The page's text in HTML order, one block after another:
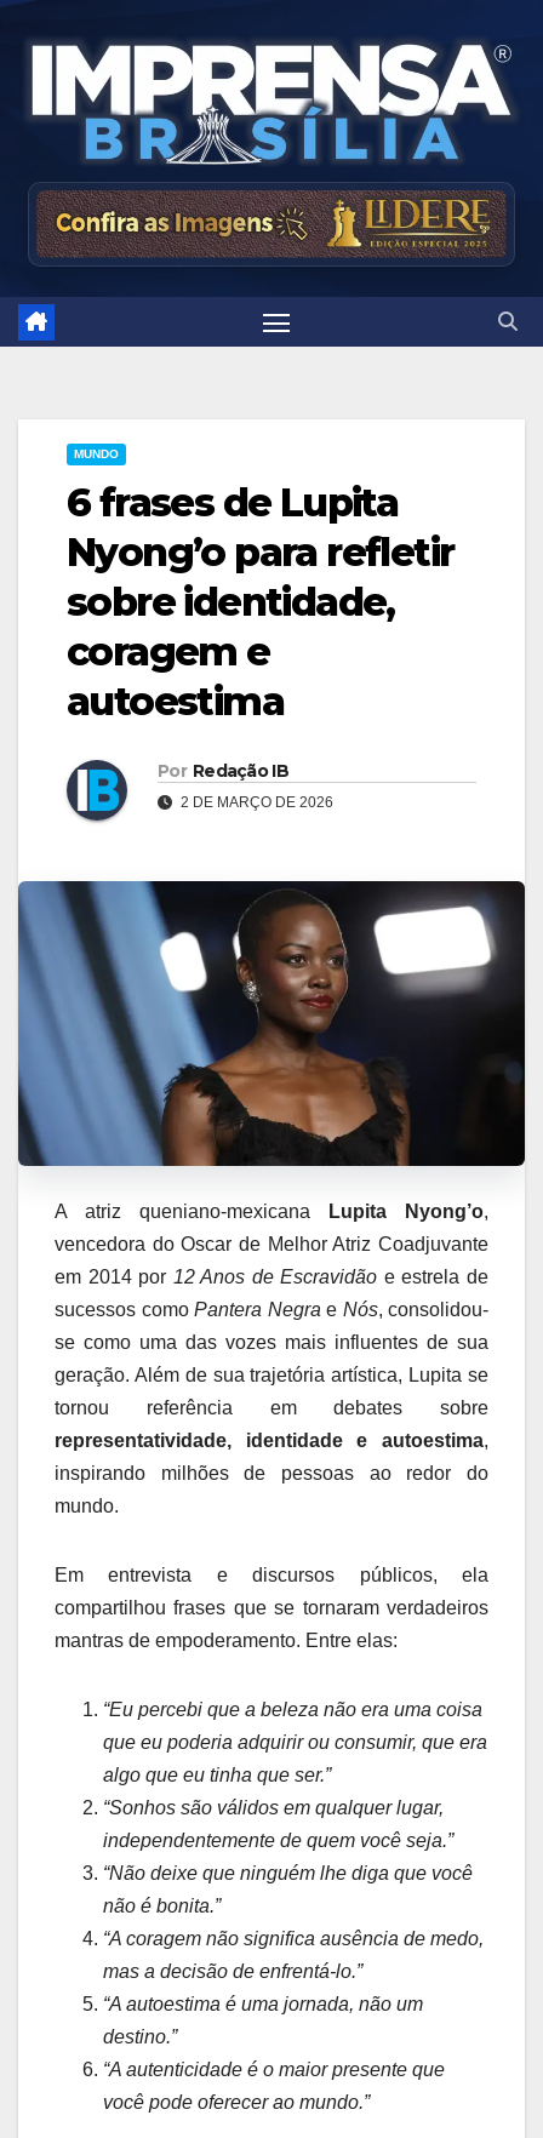
MUNDO
6 frases de Lupita
Nyong’o para refletir
sobre identidade,
coragem e
autoestima
Por Redação IB
2 DE MARÇO DE 2026
A atriz queniano-mexicana Lupita Nyong’o,
vencedora do Oscar de Melhor Atriz Coadjuvante
em 2014 por 12 Anos de Escravidão e estrela de
sucessos como Pantera Negra e Nós, consolidou-
se como uma das vozes mais influentes de sua
geração. Além de sua trajetória artística, Lupita se
tornou referência em debates sobre
representatividade, identidade e autoestima,
inspirando milhões de pessoas ao redor do
mundo.
Em entrevista e discursos públicos, ela
compartilhou frases que se tornaram verdadeiros
mantras de empoderamento. Entre elas:
“Eu percebi que a beleza não era uma coisa
que eu poderia adquirir ou consumir, que era
algo que eu tinha que ser.”
“Sonhos são válidos em qualquer lugar,
independentemente de quem você seja.”
“Não deixe que ninguém lhe diga que você
não é bonita.”
“A coragem não significa ausência de medo,
mas a decisão de enfrentá-lo.”
“A autoestima é uma jornada, não um
destino.”
“A autenticidade é o maior presente que
você pode oferecer ao mundo.”